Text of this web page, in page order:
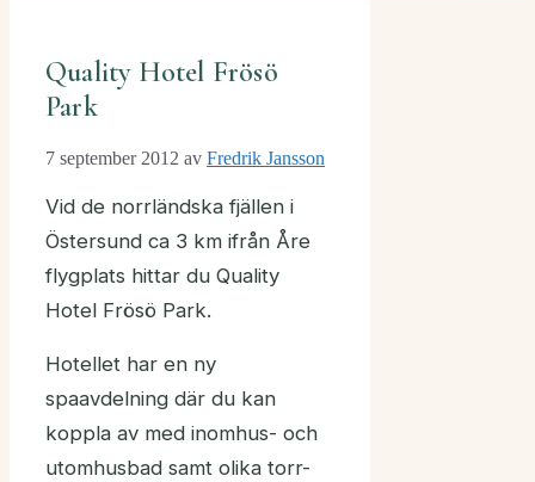
Quality Hotel Frösö
Park
7 september 2012 av Fredrik Jansson
Vid de norrländska fjällen i
Östersund ca 3 km ifrån Åre
flygplats hittar du Quality
Hotel Frösö Park.
Hotellet har en ny
spaavdelning där du kan
koppla av med inomhus- och
utomhusbad samt olika torr-